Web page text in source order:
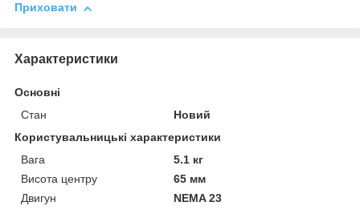
Приховати
Характеристики
Основні
Стан
Новий
Користувальницькі характеристики
Вага
5.1 кг
Висота центру
65 мм
Двигун
NEMA 23